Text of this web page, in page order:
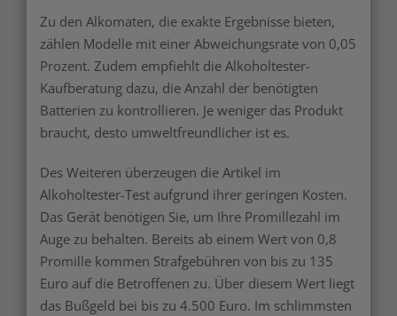
Zu den Alkomaten, die exakte Ergebnisse bieten,
zählen Modelle mit einer Abweichungsrate von 0,05
Prozent. Zudem empfiehlt die Alkoholtester-
Kaufberatung dazu, die Anzahl der benötigten
Batterien zu kontrollieren. Je weniger das Produkt
braucht, desto umweltfreundlicher ist es.
Des Weiteren überzeugen die Artikel im
Alkoholtester-Test aufgrund ihrer geringen Kosten.
Das Gerät benötigen Sie, um Ihre Promillezahl im
Auge zu behalten. Bereits ab einem Wert von 0,8
Promille kommen Strafgebühren von bis zu 135
Euro auf die Betroffenen zu. Über diesem Wert liegt
das Bußgeld bei bis zu 4.500 Euro. Im schlimmsten